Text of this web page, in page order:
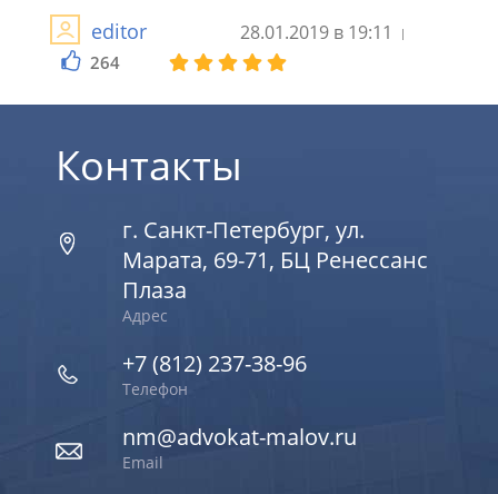
editor 28.01.2019 в 19:11
264
Контакты
г. Санкт-Петербург, ул.
Марата, 69-71, БЦ Ренессанс
Плаза
Адрес
+7 (812) 237-38-96
Телефон
nm@advokat-malov.ru
Email